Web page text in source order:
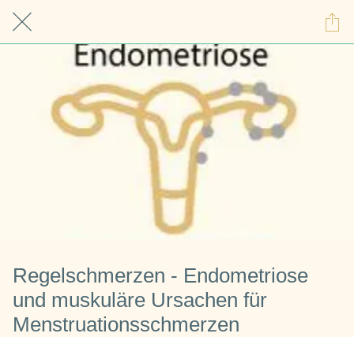
Regelschmerzen - Endometriose
und muskuläre Ursachen für
Menstruationsschmerzen